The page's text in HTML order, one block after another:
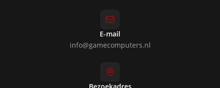
E-mail
info@gamecomputers.nl